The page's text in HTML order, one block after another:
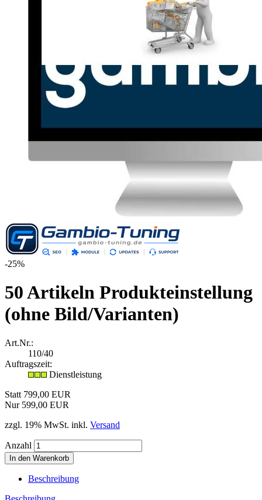
-25%
50 Artikeln Produkteinstellung
(ohne Bild/Varianten)
Art.Nr.:
110/40
Auftragszeit:
Dienstleistung
Statt 799,00 EUR
Nur 599,00 EUR
zzgl. 19% MwSt. inkl. Versand
Anzahl
Beschreibung